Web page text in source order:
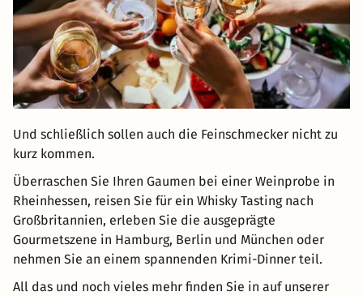
Und schließlich sollen auch die Feinschmecker nicht zu
kurz kommen.
Überraschen Sie Ihren Gaumen bei einer Weinprobe in
Rheinhessen, reisen Sie für ein Whisky Tasting nach
Großbritannien, erleben Sie die ausgeprägte
Gourmetszene in Hamburg, Berlin und München oder
nehmen Sie an einem spannenden Krimi-Dinner teil.
All das und noch vieles mehr finden Sie in auf unserer